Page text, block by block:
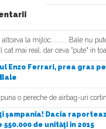
la mijloc........... Bale nu
cat mai real, dar ceva "pute" in
Enzo Ferrari, prea gras
o pereche de airbag-uri
şampania! Dacia
550.000 de unităţi în 2015